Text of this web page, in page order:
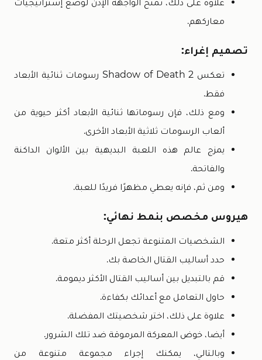
معاركهم.
تصميم إغراء:
تعكس Shadow of Death 2 رسومات ثنائية الأبعاد
فقط.
ومع ذلك، فإن رسوماتها ثنائية الأبعاد أكثر حيوية من
ألعاب الرسومات ثلاثية الأبعاد الأخرى.
يمزج عالم هذه اللعبة البديهية بين الألوان الداكنة
والفاتحة.
ومن ثم، فإنه يعطي مظهرًا فريدًا للعبة.
هيروس مخصص بنمط نهائي:
الشخصيات المتنوعة تجعل الرحلة أكثر متعة.
حدد أساليب القتال الخاصة بك.
قم بالتبديل بين أساليب القتال الأكثر ديمومة.
حاول التعامل مع أعدائك بكفاءة.
علاوة على ذلك، اختر شخصيتك المفضلة.
أيضا، خوض المعركة المرموقة ضد تلك الشرور.
وبالتالي، يمكنك إجراء مجموعة متنوعة من